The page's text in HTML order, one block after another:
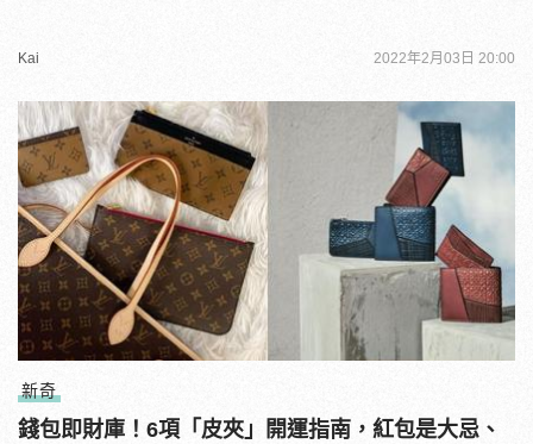
Kai 2022年2月03日 20:00
新奇
錢包即財庫！6項「皮夾」開運指南，紅包是大忌、